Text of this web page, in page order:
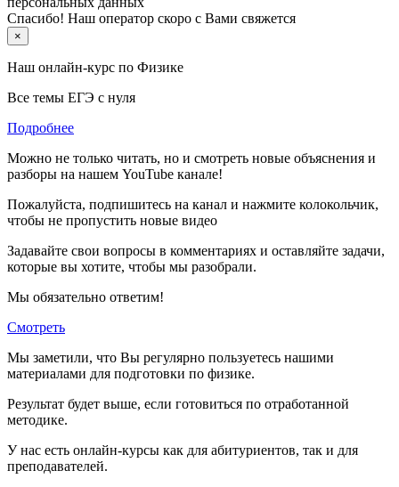
Спасибо! Наш оператор скоро с Вами свяжется
×
Наш онлайн-курс по Физике
Все темы ЕГЭ с нуля
Подробнее
Можно не только читать, но и смотреть новые объяснения и
разборы на нашем YouTube канале!
Пожалуйста, подпишитесь на канал и нажмите колокольчик,
чтобы не пропустить новые видео
Задавайте свои вопросы в комментариях и оставляйте задачи,
которые вы хотите, чтобы мы разобрали.
Мы обязательно ответим!
Смотреть
Мы заметили, что Вы регулярно пользуетесь нашими
материалами для подготовки по физике.
Результат будет выше, если готовиться по отработанной
методике.
У нас есть онлайн-курсы как для абитуриентов, так и для
преподавателей.